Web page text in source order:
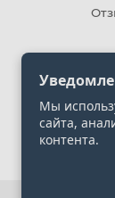
Мы
сайта,
контента.